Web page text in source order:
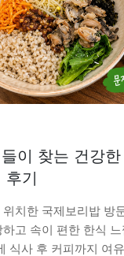
이 찾는 건강
기
치한 국제보리밥 방
고 속이 편한 한식
식사 후 커피까지 여